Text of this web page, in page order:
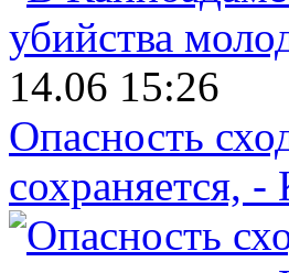
14.06 15:26
Опасность
сохраняется,